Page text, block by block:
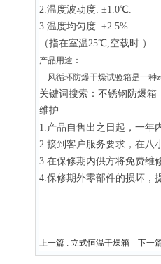
2.温度波动度: ±1.0℃.
3.温度均匀度: ±2.5%.
（指在室温25℃,空载时.）
产品用途：
风循环防爆干燥试验箱是一种
关键词搜索：不锈钢防爆
维护
1.产品自售出之日起，一年
2.接到客户服务要求，在八
3.在保修期内供方将免费维
4.保修期外零部件的损坏，
上一篇 : 立式恒温干燥箱 下一